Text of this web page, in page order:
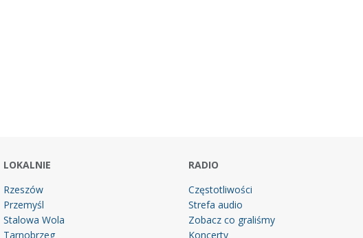
LOKALNIE
Rzeszów
Przemyśl
Stalowa Wola
Tarnobrzeg
RADIO
Częstotliwości
Strefa audio
Zobacz co graliśmy
Koncerty